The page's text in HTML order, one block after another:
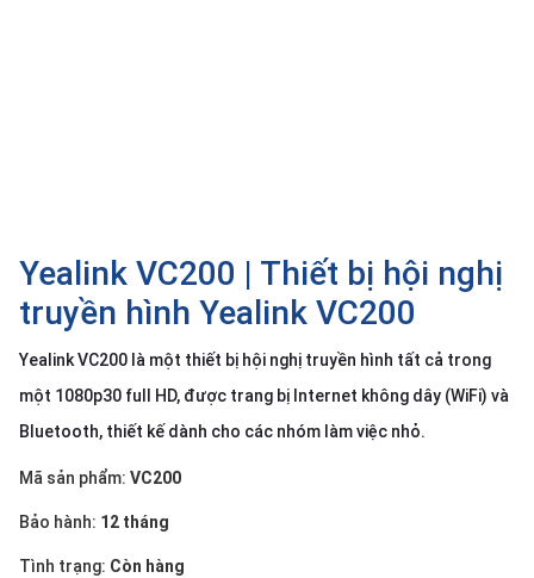
Yealink VC200 | Thiết bị hội nghị
truyền hình Yealink VC200
Yealink VC200 là một thiết bị hội nghị truyền hình tất cả trong
một 1080p30 full HD, được trang bị Internet không dây (WiFi) và
Bluetooth, thiết kế dành cho các nhóm làm việc nhỏ.
Mã sản phẩm: VC200
Bảo hành: 12 tháng
Tình trạng: Còn hàng
Dịch
trợ
Tin
hệ
Giới